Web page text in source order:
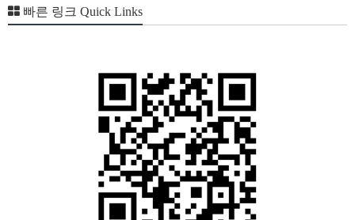
빠른 링크 Quick Links